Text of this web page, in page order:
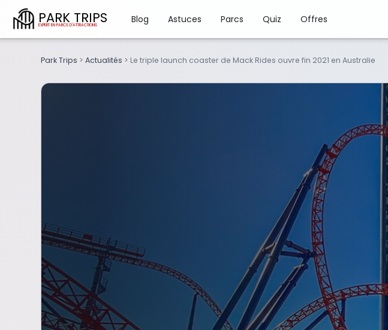
PARK TRIPS Blog Astuces Parcs Quiz Offres
Park Trips > Actualités > Le triple launch coaster de Mack Rides ouvre fin 2021 en Australie